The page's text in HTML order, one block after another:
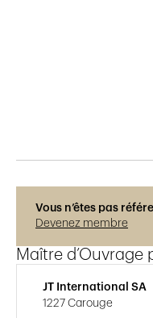
Vous n’êtes pas
Devenez membre
Maître d’Ouvrage
JT International SA
1227 Carouge